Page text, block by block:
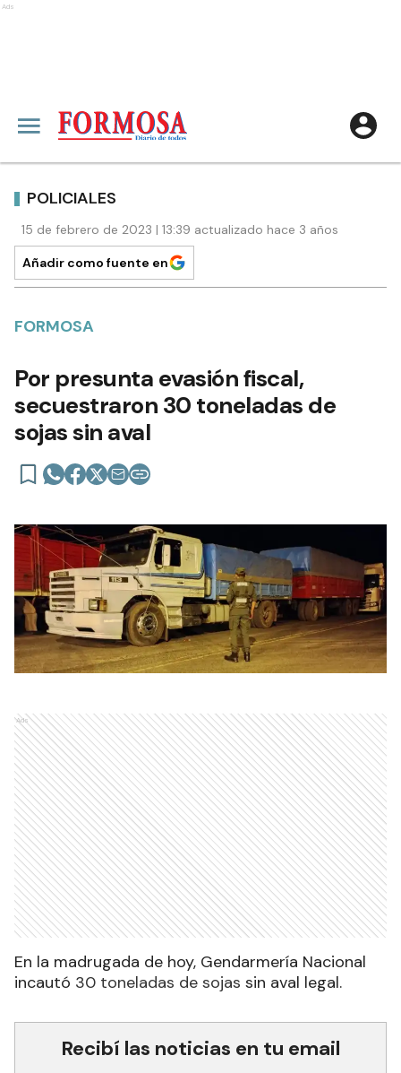
Ads
POLICIALES
15 de febrero de 2023 | 13:39 actualizado hace 3 años
Añadir como fuente en
FORMOSA
Por presunta evasión fiscal,
secuestraron 30 toneladas de
sojas sin aval
Ads
En la madrugada de hoy, Gendarmería Nacional
incautó 30 toneladas de sojas sin aval legal.
Recibí las noticias en tu email